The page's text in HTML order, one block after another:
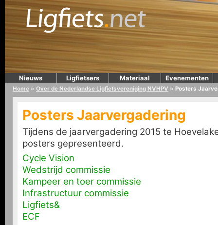
Nieuws Ligfietsers Materiaal Evenementen
Home » Over de Nederlandse Ligfietsvereniging NVHPV » Posters
Posters Jaarvergadering
Tijdens de jaarvergadering 2015 te
posters gepresenteerd.
Cycle Vision
Wedstrijd commissie
Kampeer en toer commissie
Infrastructuur commissie
Ligfiets&
ECF